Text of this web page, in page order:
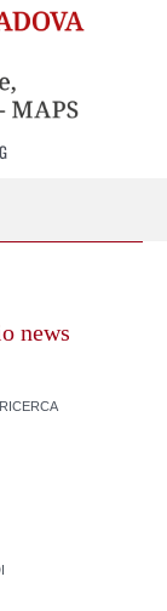
news